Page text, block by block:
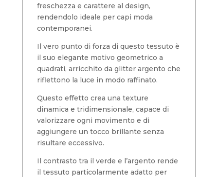
freschezza e carattere al design,
rendendolo ideale per capi moda
contemporanei.
Il vero punto di forza di questo tessuto è
il suo elegante motivo geometrico a
quadrati, arricchito da glitter argento che
riflettono la luce in modo raffinato.
Questo effetto crea una texture
dinamica e tridimensionale, capace di
valorizzare ogni movimento e di
aggiungere un tocco brillante senza
risultare eccessivo.
Il contrasto tra il verde e l’argento rende
il tessuto particolarmente adatto per